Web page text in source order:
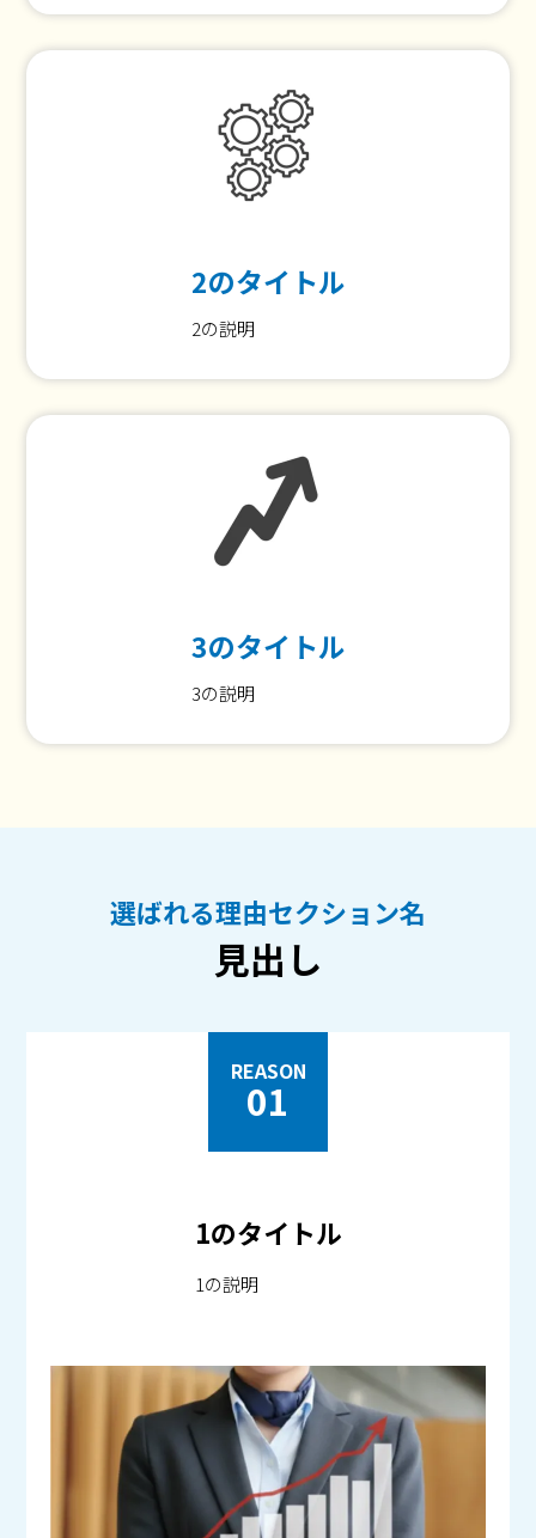
2のタイトル
2の説明
3のタイトル
3の説明
選ばれる理由セクション名
見出し
REASON
01
1のタイトル
1の説明